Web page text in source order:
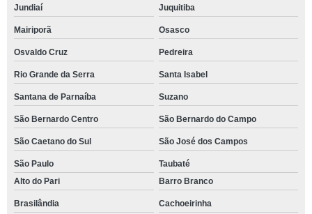
Jundiaí Juquitiba
Mairiporã Osasco
Osvaldo Cruz Pedreira
Rio Grande da Serra Santa Isabel
Santana de Parnaíba Suzano
São Bernardo Centro São Bernardo do Campo
São Caetano do Sul São José dos Campos
São Paulo
Taubaté
Alto do Pari
Barro Branco
Brasilândia Cachoeirinha